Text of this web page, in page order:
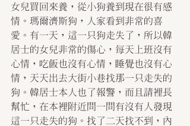
女兒買回來養，從小狗養到現在很有感
情。瑪爾濟斯狗，人家看到非常的喜
愛。有一天，這一只狗走失了，所以韓
居士的女兒非常的傷心，每天上班沒有
心情，吃飯也沒有心情，睡覺也沒有心
情，天天出去大街小巷找那一只走失的
狗。韓居士本人也了報警，而且請裡長
幫忙，在本裡附近問一問有沒有人發現
這一只走失的狗。找了二天找不到，內